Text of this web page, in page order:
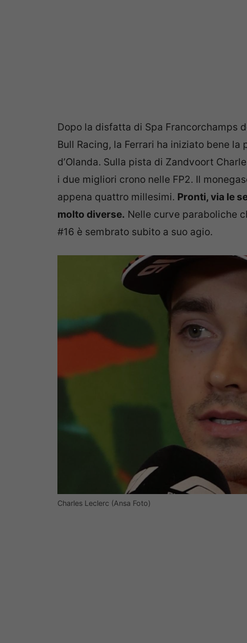
Dopo la disfatta di Spa Francorchamps
Bull Racing, la Ferrari ha iniziato bene
d’Olanda. Sulla pista di Zandvoort
i due migliori crono nelle FP2. Il
appena quattro millesimi. Pronti, via le
molto diverse. Nelle curve paraboliche
#16 è sembrato subito a suo agio.
Charles Leclerc (Ansa Foto)